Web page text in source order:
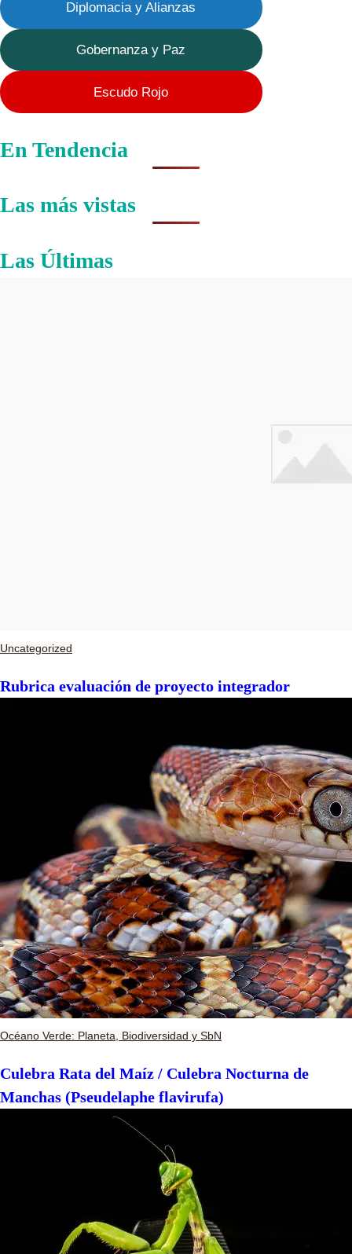
Diplomacia y Alianzas
Gobernanza y Paz
Escudo Rojo
En Tendencia
Las más vistas
Las Últimas
Uncategorized
Rubrica evaluación de proyecto integrador
Océano Verde: Planeta, Biodiversidad y SbN
Culebra Rata del Maíz / Culebra Nocturna de
Manchas (Pseudelaphe flavirufa)